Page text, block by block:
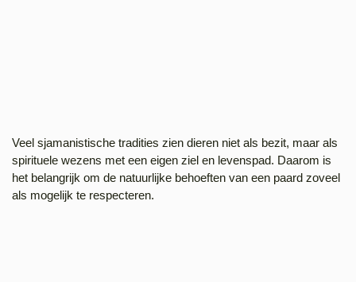
Veel sjamanistische tradities zien dieren niet als bezit, maar als
spirituele wezens met een eigen ziel en levenspad. Daarom is
het belangrijk om de natuurlijke behoeften van een paard zoveel
als mogelijk te respecteren.